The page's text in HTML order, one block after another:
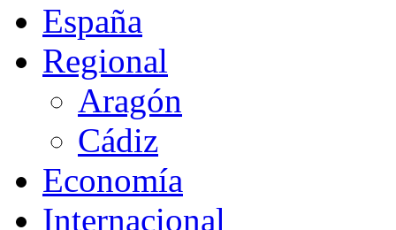
España
Regional
Aragón
Cádiz
Economía
Internacional